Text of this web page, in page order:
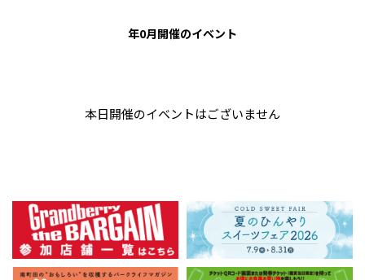
年0月開催のイベント
本日開催のイベントはございません